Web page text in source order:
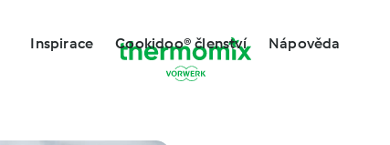
Inspirace Cookidoo® členství Nápověda